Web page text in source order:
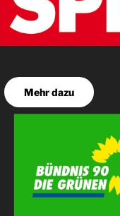
Mehr dazu